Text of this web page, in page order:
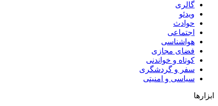
گالری
ویدئو
حوادث
اجتماعی
هواشناسی
فضای مجازی
کوتاه و خواندنی
سفر و گردشگری
سیاسی و امنیتی
ابزارها